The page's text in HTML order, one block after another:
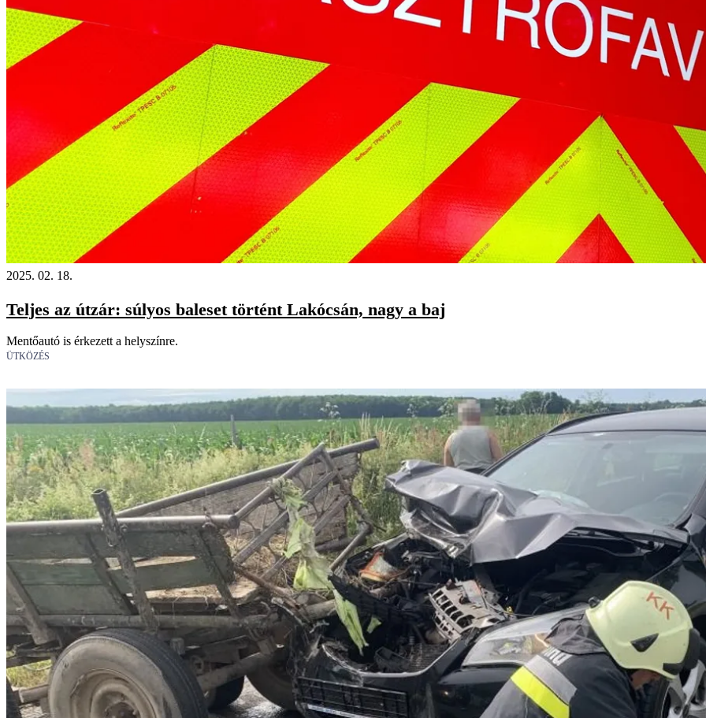
2025. 02. 18.
Teljes az útzár: súlyos baleset történt Lakócsán, nagy a baj
Mentőautó is érkezett a helyszínre.
ÜTKÖZÉS